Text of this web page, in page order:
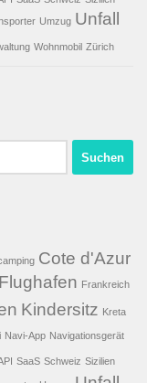
Umzug Unfall
Wohnmobil Zürich
Cote d'Azur
Flughafen Frankreich
Kindersitz Kreta
Navi-App Navigationsgerät
SaaS Schweiz Sizilien